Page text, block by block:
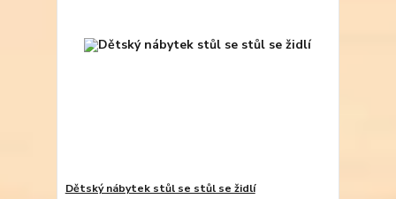
Dětský nábytek stůl se stůl se židlí